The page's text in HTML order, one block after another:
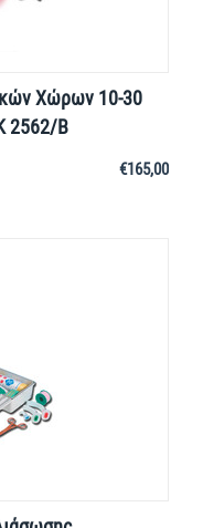
Χώρων 10-30
2562/Β
€165,00